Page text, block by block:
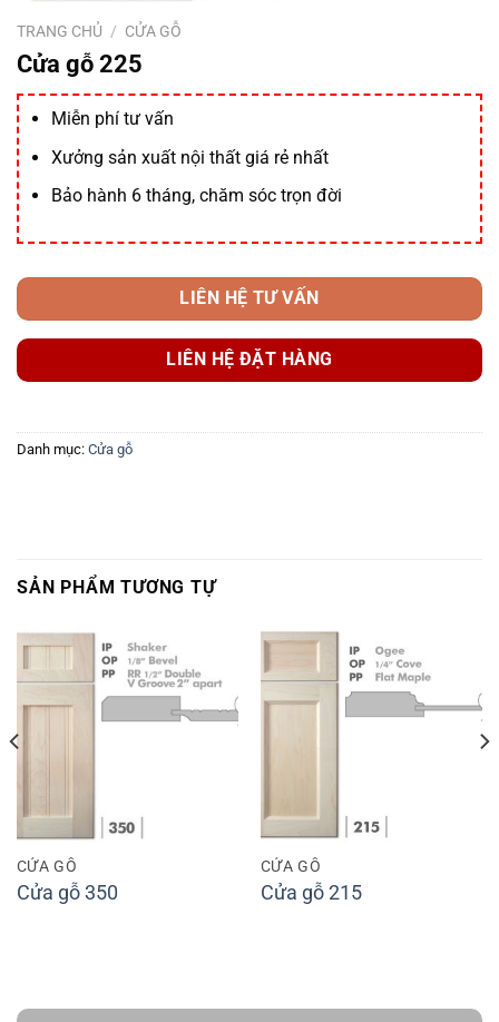
TRANG CHỦ / CỬA GỖ
Cửa gỗ 225
Miễn phí tư vấn
Xưởng sản xuất nội thất giá rẻ nhất
Bảo hành 6 tháng, chăm sóc trọn đời
LIÊN HỆ TƯ VẤN
LIÊN HỆ ĐẶT HÀNG
Danh mục: Cửa gỗ
SẢN PHẨM TƯƠNG TỰ
CỬA GỖ
Cửa gỗ 350
CỬA GỖ
Cửa gỗ 215